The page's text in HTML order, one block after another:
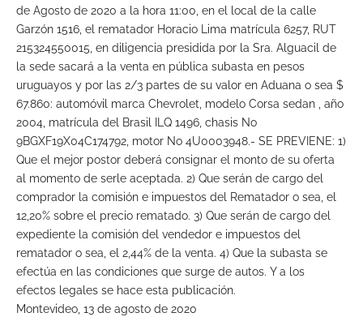
de Agosto de 2020 a la hora 11:00, en el local de la calle
Garzón 1516, el rematador Horacio Lima matrícula 6257, RUT
215324550015, en diligencia presidida por la Sra. Alguacil de
la sede sacará a la venta en pública subasta en pesos
uruguayos y por las 2/3 partes de su valor en Aduana o sea $
67.860: automóvil marca Chevrolet, modelo Corsa sedan , año
2004, matrícula del Brasil ILQ 1496, chasis No
9BGXF19X04C174792, motor No 4U0003948.- SE PREVIENE: 1)
Que el mejor postor deberá consignar el monto de su oferta
al momento de serle aceptada. 2) Que serán de cargo del
comprador la comisión e impuestos del Rematador o sea, el
12,20% sobre el precio rematado. 3) Que serán de cargo del
expediente la comisión del vendedor e impuestos del
rematador o sea, el 2,44% de la venta. 4) Que la subasta se
efectúa en las condiciones que surge de autos. Y a los
efectos legales se hace esta publicación.
Montevideo, 13 de agosto de 2020